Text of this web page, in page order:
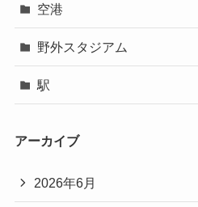
空港
野外スタジアム
駅
アーカイブ
2026年6月